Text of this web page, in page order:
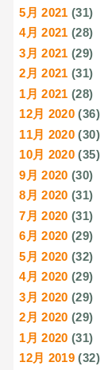
5月 2021 (31)
4月 2021 (28)
3月 2021 (29)
2月 2021 (31)
1月 2021 (28)
12月 2020 (36)
11月 2020 (30)
10月 2020 (35)
9月 2020 (30)
8月 2020 (31)
7月 2020 (31)
6月 2020 (29)
5月 2020 (32)
4月 2020 (29)
3月 2020 (29)
2月 2020 (29)
1月 2020 (31)
12月 2019 (32)